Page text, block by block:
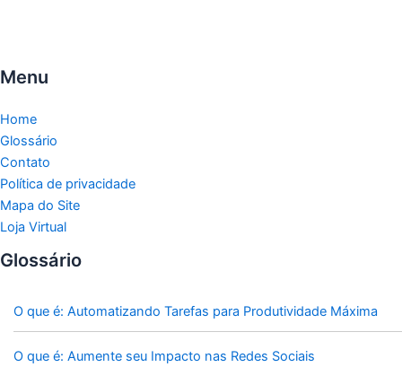
Menu
Home
Glossário
Contato
Política de privacidade
Mapa do Site
Loja Virtual
Glossário
O que é: Automatizando Tarefas para Produtividade Máxima
O que é: Aumente seu Impacto nas Redes Sociais